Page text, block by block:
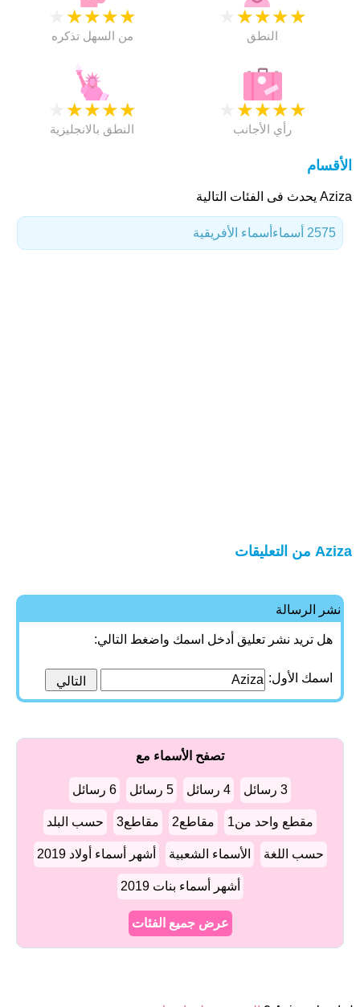
★
★
★
★
من السهل تذكره
★
★
★
★
النطق
★
★
★
★
النطق بالانجليزية
★
★
★
★
رأي الأجانب
الأقسام
Aziza يحدث فى الفئات التالية
أسماء الأفريقية 2575 أسماء
Aziza من التعليقات
نشر الرسالة
هل تريد نشر تعليق أدخل اسمك واضغط التالي:
اسمك الأول:
تصفح الأسماء مع
3 رسائل 4 رسائل 5 رسائل 6 رسائل
مقطع واحد من1 مقاطع2 مقاطع3 حسب البلد
حسب اللغة الأسماء الشعبية أشهر أسماء أولاد 2019
أشهر أسماء بنات 2019
عرض جميع الفئات